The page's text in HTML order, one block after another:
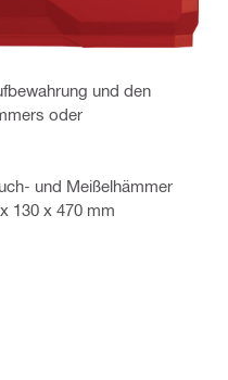
und den
oder
und Meißelhämmer
130 x 470 mm